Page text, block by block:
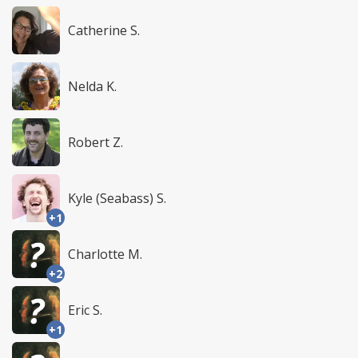
Catherine S.
Nelda K.
Robert Z.
+1
Kyle (Seabass) S.
+2
Charlotte M.
+1
Eric S.